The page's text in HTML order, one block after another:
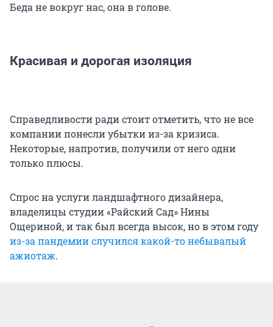
Беда не вокруг нас, она в голове.
Красивая и дорогая изоляция
Справедливости ради стоит отметить, что не все
компании понесли убытки из-за кризиса.
Некоторые, напротив, получили от него одни
только плюсы.
Спрос на услуги ландшафтного дизайнера,
владелицы студии «Райский Сад» Нины
Ощериной, и так был всегда высок, но в этом году
из-за пандемии случился какой-то небывалый
ажиотаж.